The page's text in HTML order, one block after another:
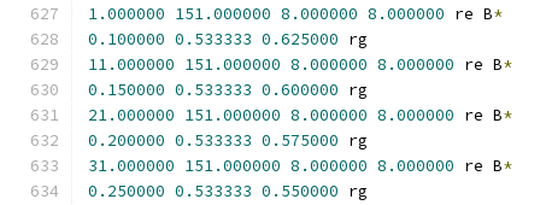
1.000000 151.000000 8.000000 8.000000 re B*
0.100000 0.533333 0.625000 rg
11.000000 151.000000 8.000000 8.000000 re B*
0.150000 0.533333 0.600000 rg
21.000000 151.000000 8.000000 8.000000 re B*
0.200000 0.533333 0.575000 rg
31.000000 151.000000 8.000000 8.000000 re B*
0.250000 0.533333 0.550000 rg